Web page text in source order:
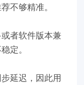
不够精准。
者软件版本兼
定。
延迟，因此用